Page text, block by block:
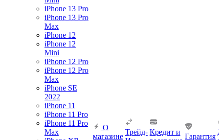
iPhone 13 Pro
iPhone 13 Pro
Max
iPhone 12
iPhone 12
Mini
iPhone 12 Pro
iPhone 12 Pro
Max
iPhone SE
2022
iPhone 11
iPhone 11 Pro
iPhone 11 Pro
Max
О
магазине
Трейд- Кредит и
Гарантия